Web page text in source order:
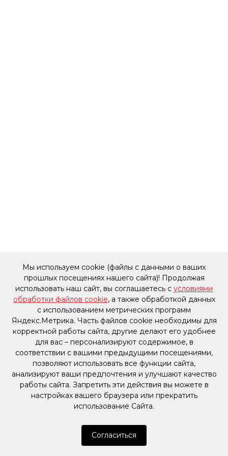
Мы используем cookie (файлы с данными о ваших
прошлых посещениях нашего сайта)! Продолжая
использовать наш сайт, вы соглашаетесь с условиями
обработки файлов cookie, а также обработкой данных
с использованием метрических программ
Яндекс.Метрика. Часть файлов cookie необходимы для
корректной работы сайта, другие делают его удобнее
для вас – персонализируют содержимое, в
соответствии с вашими предыдущими посещениями,
позволяют использовать все функции сайта,
анализируют ваши предпочтения и улучшают качество
работы сайта. Запретить эти действия вы можете в
настройках вашего браузера или прекратить
использование Сайта.
Согласиться